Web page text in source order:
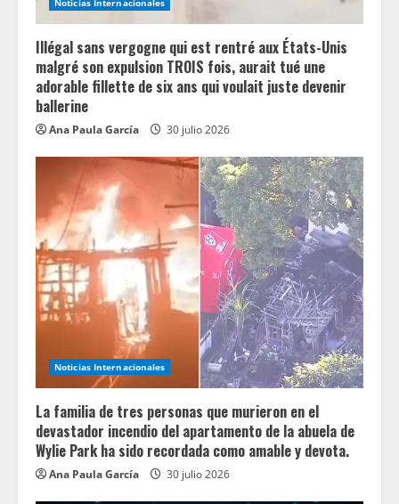
Noticias Internacionales
Illégal sans vergogne qui est rentré aux États-Unis
malgré son expulsion TROIS fois, aurait tué une
adorable fillette de six ans qui voulait juste devenir
ballerine
Ana Paula García 30 julio 2026
Noticias Internacionales
La familia de tres personas que murieron en el
devastador incendio del apartamento de la abuela de
Wylie Park ha sido recordada como amable y devota.
Ana Paula García 30 julio 2026